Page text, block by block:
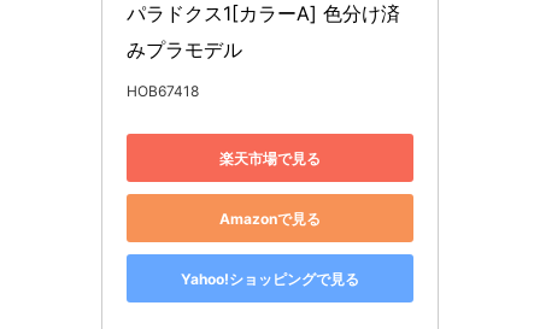
パラドクス1[カラーA] 色分け済
みプラモデル
HOB67418
楽天市場で見る
Amazonで見る
Yahoo!ショッピングで見る